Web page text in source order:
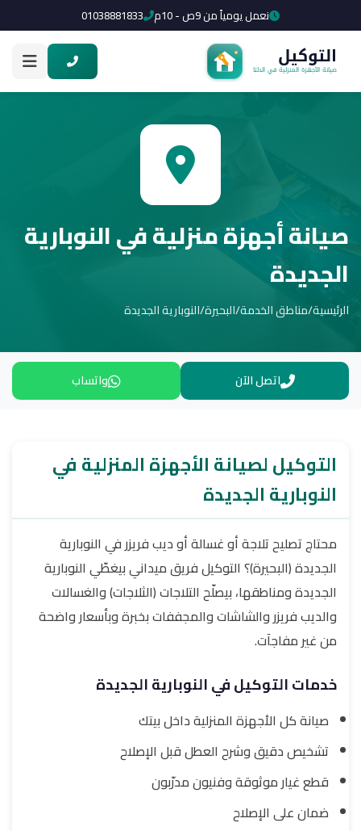
نعمل يومياً من 9ص - 10م 01038881833
صيانة أجهزة منزلية في النوبارية
الجديدة
الرئيسية/مناطق الخدمة/البحيرة/النوبارية الجديدة
اتصل الآن واتساب
التوكيل لصيانة الأجهزة المنزلية في
النوبارية الجديدة
محتاج تصليح تلاجة أو غسالة أو ديب فريزر في النوبارية
الجديدة (البحيرة)؟ التوكيل فريق ميداني بيغطّي النوبارية
الجديدة ومناطقها، بيصلّح التلاجات (الثلاجات) والغسالات
والديب فريزر والشاشات والمجففات بخبرة وبأسعار واضحة
من غير مفاجآت.
خدمات التوكيل في النوبارية الجديدة
صيانة كل الأجهزة المنزلية داخل بيتك
تشخيص دقيق وشرح العطل قبل الإصلاح
قطع غيار موثوقة وفنيون مدرّبون
ضمان على الإصلاح